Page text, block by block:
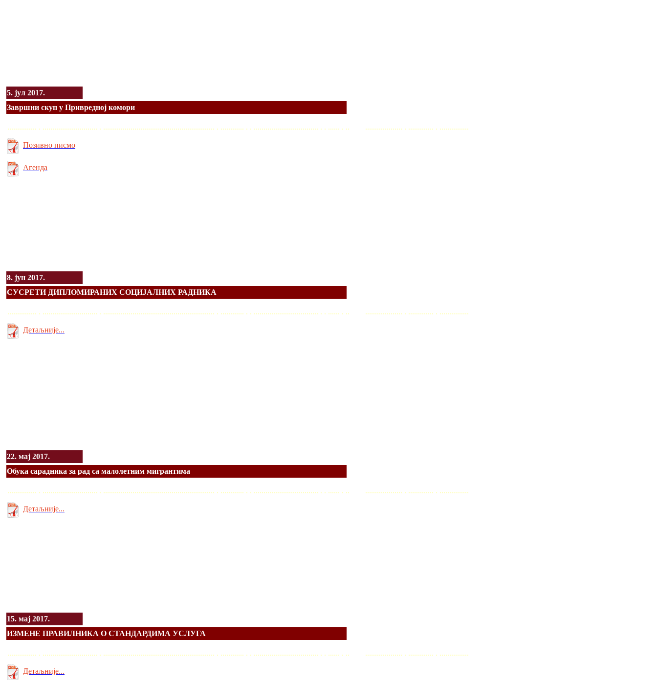
5. јул 2017.
Завршни скуп у Привредној комори
............... . ............................ . ......................................................... . ............ . . ................................. . . ...... . .. ................... . ............. . ...............
Позивно писмо
Агенда
8. јун 2017.
СУСРЕТИ ДИПЛОМИРАНИХ СОЦИЈАЛНИХ РАДНИКА
............... . ............................ . ......................................................... . ............ . . ................................. . . ...... . .. ................... . ............. . ...............
Детаљније...
22. мај 2017.
Обука сарадника за рад са малoлетним мигрантима
............... . ............................ . ......................................................... . ............ . . ................................. . . ...... . .. ................... . ............. . ...............
Детаљније...
15. мај 2017.
ИЗМЕНЕ ПРАВИЛНИКА О СТАНДАРДИМА УСЛУГА
............... . ............................ . ......................................................... . ............ . . ................................. . . ...... . .. ................... . ............. . ...............
Детаљније...